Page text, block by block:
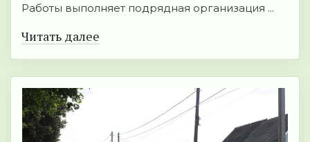
Работы выполняет подрядная организация ...
Читать далее